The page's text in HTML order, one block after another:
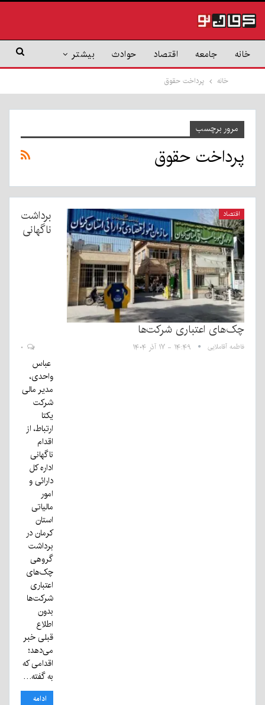
خانه جامعه اقتصاد حوادث بیشتر
خانه پرداخت حقوق
مرور برچسب
پرداخت حقوق
اقتصاد
برداشت
ناگهانی
چک‌های اعتباری شرکت‌ها
فاطمه آقاملایی ۱۴:۴۹ - ۱۷ آذر ۱۴۰۴
عباس
واحدی،
مدیر مالی
شرکت
یکتا
ارتباط، از
اقدام
ناگهانی
اداره کل
دارائی و
امور
مالیاتی
استان
کرمان در
برداشت
گروهی
چک‌های
اعتباری
شرکت‌ها
بدون
اطلاع
قبلی خبر
می‌دهد؛
اقدامی که
به گفته…
ادامه